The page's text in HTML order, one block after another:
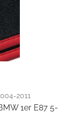
2011
1er E87 5-